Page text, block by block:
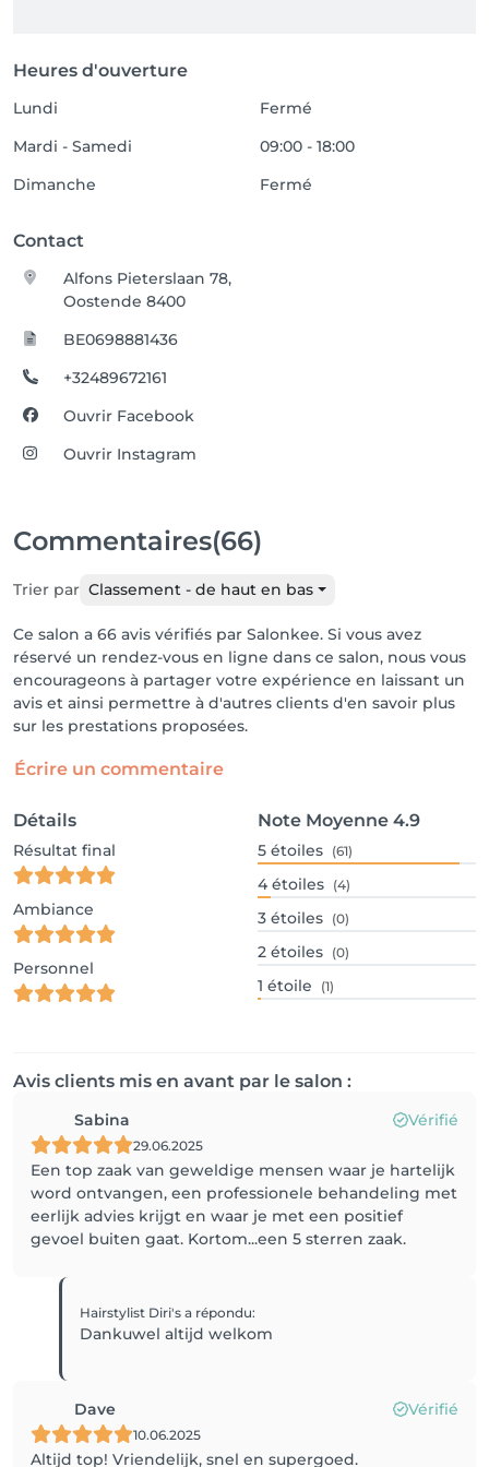
Heures d'ouverture
Lundi
Fermé
Mardi - Samedi
09:00 - 18:00
Dimanche
Fermé
Contact
Alfons Pieterslaan 78,
Oostende 8400
BE0698881436
+32489672161
Ouvrir Facebook
Ouvrir Instagram
Commentaires(66)
Trier par Classement - de haut en bas
Ce salon a 66 avis vérifiés par Salonkee. Si vous avez
réservé un rendez-vous en ligne dans ce salon, nous vous
encourageons à partager votre expérience en laissant un
avis et ainsi permettre à d'autres clients d'en savoir plus
sur les prestations proposées.
Écrire un commentaire
Détails
Résultat final
Ambiance
Personnel
Note Moyenne 4.9
5 étoiles (61)
4 étoiles (4)
3 étoiles (0)
2 étoiles (0)
1 étoile (1)
Avis clients mis en avant par le salon :
Sabina Vérifié
29.06.2025
Een top zaak van geweldige mensen waar je hartelijk
word ontvangen, een professionele behandeling met
eerlijk advies krijgt en waar je met een positief
gevoel buiten gaat. Kortom...een 5 sterren zaak.
Hairstylist Diri'sa répondu:
Dankuwel altijd welkom
Dave Vérifié
10.06.2025
Altijd top! Vriendelijk, snel en supergoed.